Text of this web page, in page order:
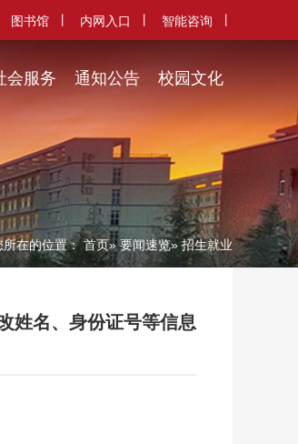
图书馆 内网入口 智能咨询
会服务 通知公告 校园文化
所在的位置： 首页»要闻速览» 招生就业
姓名、身份证号等信息